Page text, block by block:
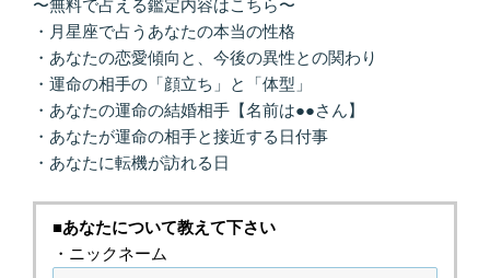
〜無料で占える鑑定内容はこちら〜
・月星座で占うあなたの本当の性格
・あなたの恋愛傾向と、今後の異性との関わり
・運命の相手の「顔立ち」と「体型」
・あなたの運命の結婚相手【名前は●●さん】
・あなたが運命の相手と接近する日付事
・あなたに転機が訪れる日
■あなたについて教えて下さい
・ニックネーム